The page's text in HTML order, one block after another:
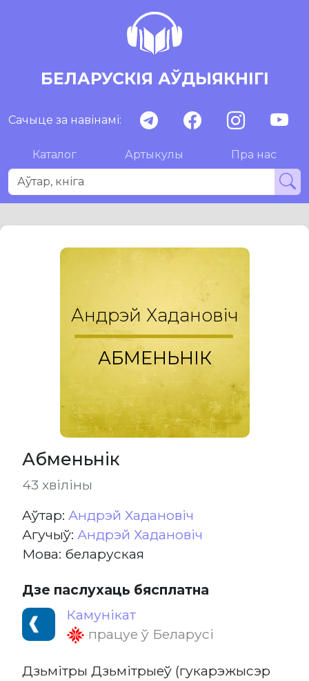
БЕЛАРУСКІЯ АЎДЫЯКНІГІ
Сачыце за навінамі:
Каталог Артыкулы Пра нас
Андрэй Хадановіч
АБМЕНЬНІК
Абменьнік
43 хвіліны
Aўтар: Андрэй Хадановіч
Агучыў: Андрэй Хадановіч
Мова: беларуская
Дзе паслухаць бясплатна
Камунікат
працуе ў Беларусі
Дзьмітры Дзьмітрыеў (гукарэжысэр